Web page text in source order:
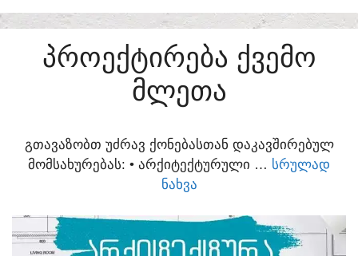
ᲞᲠᲝᲔᲥᲢᲘᲠᲔᲑᲐ ᲥᲕᲔᲛᲝ
ᲛᲚᲔᲗᲐ
ᲒᲗᲐᲕᲐᲖᲝᲑᲗ ᲣᲫᲠᲐᲕ ᲥᲝᲜᲔᲑᲐᲡᲗᲐᲜ ᲓᲐᲙᲐᲕᲨᲘᲠᲔᲑᲣᲚ
ᲛᲝᲛᲡᲐᲮᲣᲠᲔᲑᲐᲡ:​ • ᲐᲠᲥᲘᲢᲔᲥᲢᲣᲠᲣᲚᲘ … ᲡᲠᲣᲚᲐᲓ
ᲜᲐᲮᲕᲐ